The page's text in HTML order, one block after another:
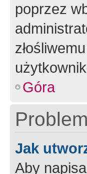
poprzez
Góra
Jak
Aby